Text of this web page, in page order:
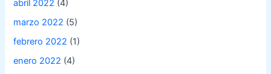
abril 2022 (4)
marzo 2022 (5)
febrero 2022 (1)
enero 2022 (4)